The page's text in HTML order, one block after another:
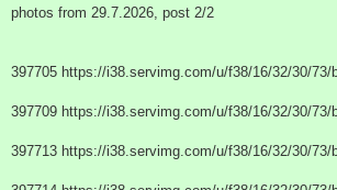
photos from 29.7.2026, post 2/2
397705 https://i38.servimg.com/u/f38/16/32/30/73/
397709 https://i38.servimg.com/u/f38/16/32/30/73/
397713 https://i38.servimg.com/u/f38/16/32/30/73/